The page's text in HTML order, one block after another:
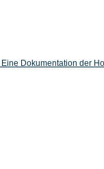
Dokumentation der